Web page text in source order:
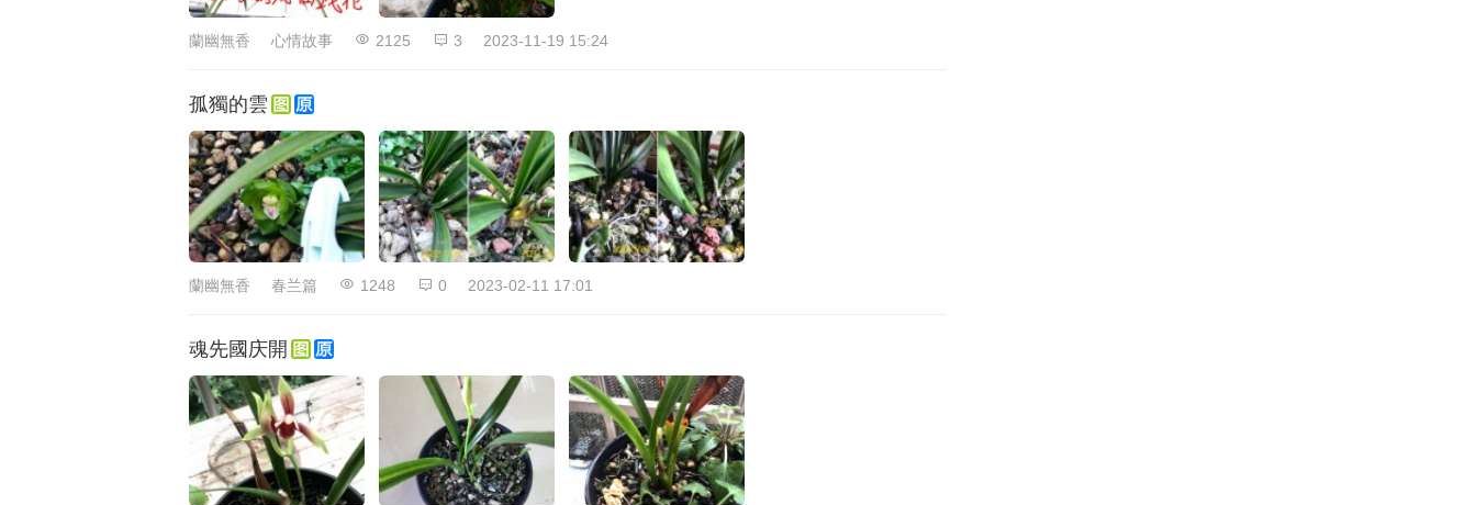
蘭幽無香 心情故事 2125 3 2023-11-19 15:24
孤獨的雲
蘭幽無香 春兰篇 1248 0 2023-02-11 17:01
魂先國庆開